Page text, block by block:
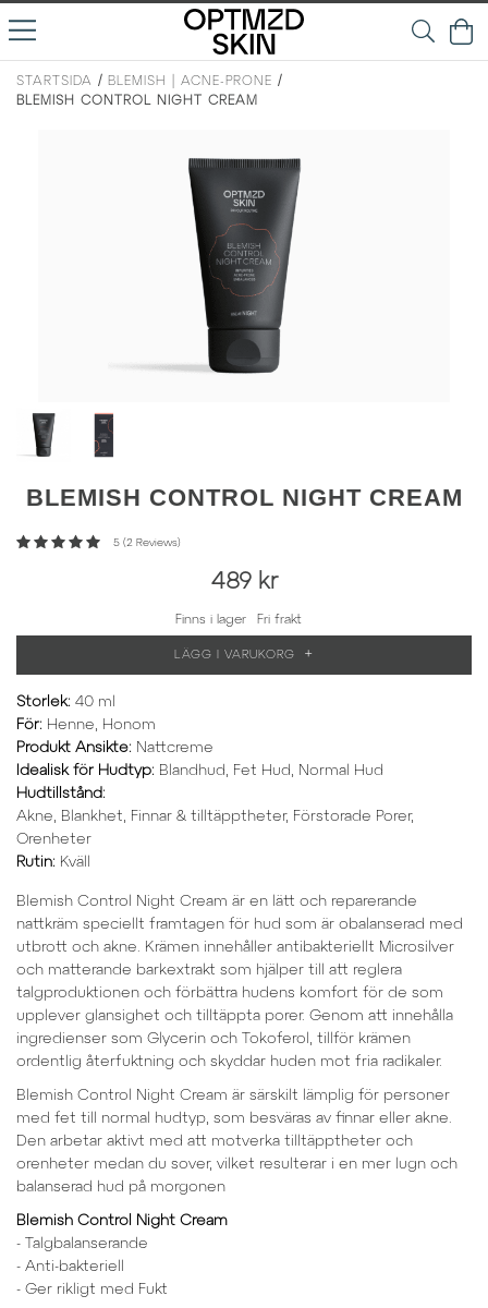
STARTSIDA / BLEMISH | ACNE-PRONE /
BLEMISH CONTROL NIGHT CREAM
BLEMISH CONTROL NIGHT CREAM
5 (2 Reviews)
489 kr
Finns i lager Fri frakt
LÄGG I VARUKORG +
Storlek: 40 ml
För: Henne, Honom
Produkt Ansikte: Nattcreme
Idealisk för Hudtyp: Blandhud, Fet Hud, Normal Hud
Hudtillstånd:
Akne, Blankhet, Finnar & tilltäpptheter, Förstorade Porer,
Orenheter
Rutin: Kväll
Blemish Control Night Cream är en lätt och reparerande
nattkräm speciellt framtagen för hud som är obalanserad med
utbrott och akne. Krämen innehåller antibakteriellt Microsilver
och matterande barkextrakt som hjälper till att reglera
talgproduktionen och förbättra hudens komfort för de som
upplever glansighet och tilltäppta porer. Genom att innehålla
ingredienser som Glycerin och Tokoferol, tillför krämen
ordentlig återfuktning och skyddar huden mot fria radikaler.
Blemish Control Night Cream är särskilt lämplig för personer
med fet till normal hudtyp, som besväras av finnar eller akne.
Den arbetar aktivt med att motverka tilltäpptheter och
orenheter medan du sover, vilket resulterar i en mer lugn och
balanserad hud på morgonen
Blemish Control Night Cream
- Talgbalanserande
- Anti-bakteriell
- Ger rikligt med Fukt